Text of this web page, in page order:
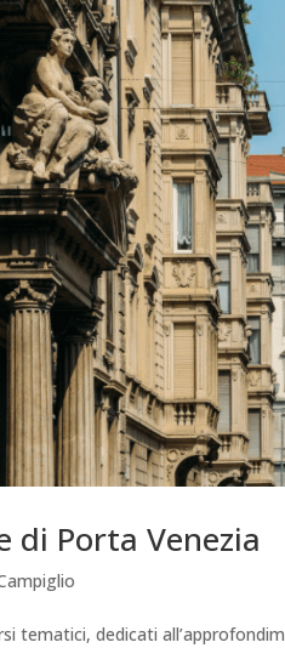
di Porta Venezia
tematici, dedicati